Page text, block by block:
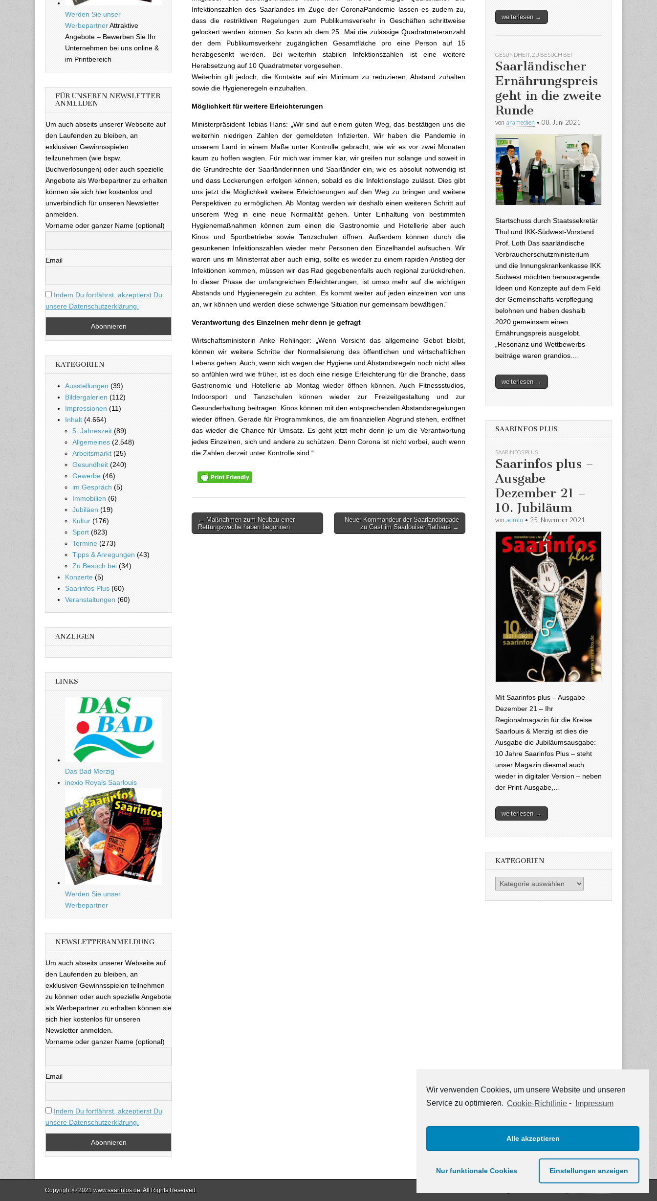
Infektionszahlen des Saarlandes im Zuge der CoronaPandemie lassen es zudem zu,
dass die restriktiven Regelungen zum Publikumsverkehr in Geschäften schrittweise
gelockert werden können. So kann ab dem 25. Mai die zulässige Quadratmeteranzahl
der dem Publikumsverkehr zugänglichen Gesamtfläche pro eine Person auf 15
herabgesenkt werden. Bei weiterhin stabilen Infektionszahlen ist eine weitere
Herabsetzung auf 10 Quadratmeter vorgesehen.
Weiterhin gilt jedoch, die Kontakte auf ein Minimum zu reduzieren, Abstand zuhalten
sowie die Hygieneregeln einzuhalten.
Möglichkeit für weitere Erleichterungen
Ministerpräsident Tobias Hans: „Wir sind auf einem guten Weg, das bestätigen uns die
weiterhin niedrigen Zahlen der gemeldeten Infizierten. Wir haben die Pandemie in
unserem Land in einem Maße unter Kontrolle gebracht, wie wir es vor zwei Monaten
kaum zu hoffen wagten. Für mich war immer klar, wir greifen nur solange und soweit in
die Grundrechte der Saarländerinnen und Saarländer ein, wie es absolut notwendig ist
und dass Lockerungen erfolgen können, sobald es die Infektionslage zulässt. Dies gibt
uns jetzt die Möglichkeit weitere Erleichterungen auf den Weg zu bringen und weitere
Perspektiven zu ermöglichen. Ab Montag werden wir deshalb einen weiteren Schritt auf
unserem Weg in eine neue Normalität gehen. Unter Einhaltung von bestimmten
Hygienemaßnahmen können zum einen die Gastronomie und Hotellerie aber auch
Kinos und Sportbetriebe sowie Tanzschulen öffnen. Außerdem können durch die
gesunkenen Infektionszahlen wieder mehr Personen den Einzelhandel aufsuchen. Wir
waren uns im Ministerrat aber auch einig, sollte es wieder zu einem rapiden Anstieg der
Infektionen kommen, müssen wir das Rad gegebenenfalls auch regional zurückdrehen.
In dieser Phase der umfangreichen Erleichterungen, ist umso mehr auf die wichtigen
Abstands und Hygieneregeln zu achten. Es kommt weiter auf jeden einzelnen von uns
an, wir können und werden diese schwierige Situation nur gemeinsam bewältigen.“
Verantwortung des Einzelnen mehr denn je gefragt
Wirtschaftsministerin Anke Rehlinger: „Wenn Vorsicht das allgemeine Gebot bleibt,
können wir weitere Schritte der Normalisierung des öffentlichen und wirtschaftlichen
Lebens gehen. Auch, wenn sich wegen der Hygiene und Abstandsregeln noch nicht alles
so anfühlen wird wie früher, ist es doch eine riesige Erleichterung für die Branche, dass
Gastronomie und Hotellerie ab Montag wieder öffnen können. Auch Fitnessstudios,
Indoorsport und Tanzschulen können wieder zur Freizeitgestaltung und zur
Gesunderhaltung beitragen. Kinos können mit den entsprechenden Abstandsregelungen
wieder öffnen. Gerade für Programmkinos, die am finanziellen Abgrund stehen, eröffnet
das wieder die Chance für Umsatz. Es geht jetzt mehr denn je um die Verantwortung
jedes Einzelnen, sich und andere zu schützen. Denn Corona ist nicht vorbei, auch wenn
die Zahlen derzeit unter Kontrolle sind.“
Beitragsnavigation
← Maßnahmen zum Neubau einer
Rettungswache haben begonnen
Neuer Kommandeur der Saarlandbrigade
zu Gast im Saarlouiser Rathaus →
Werden Sie unser
WerbepartnerAttraktive
Angebote – Bewerben Sie Ihr
Unternehmen bei uns online &
im Printbereich
FÜR UNSEREN NEWSLETTER
ANMELDEN
Um auch abseits unserer Webseite auf
den Laufenden zu bleiben, an
exklusiven Gewinnsspielen
teilzunehmen (wie bspw.
Buchverlosungen) oder auch spezielle
Angebote als Werbepartner zu erhalten
können sie sich hier kostenlos und
unverbindlich für unseren Newsletter
anmelden.
Vorname oder ganzer Name (optional)
Email
Indem Du fortfährst, akzeptierst Du
unsere Datenschutzerklärung.
KATEGORIEN
Ausstellungen (39)
Bildergalerien (112)
Impressionen (11)
Inhalt (4.664)
5. Jahreszeit (89)
Allgemeines (2.548)
Arbeitsmarkt (25)
Gesundheit (240)
Gewerbe (46)
im Gespräch (5)
Immobilien (6)
Jubiläen (19)
Kultur (176)
Sport (823)
Termine (273)
Tipps & Anregungen (43)
Zu Besuch bei (34)
Konzerte (5)
Saarinfos Plus (60)
Veranstaltungen (60)
ANZEIGEN
LINKS
Das Bad Merzig
inexio Royals Saarlouis
Werden Sie unser
Werbepartner
NEWSLETTERANMELDUNG
Um auch abseits unserer Webseite auf
den Laufenden zu bleiben, an
exklusiven Gewinnsspielen teilnehmen
zu können oder auch spezielle Angebote
als Werbepartner zu erhalten können sie
sich hier kostenlos für unseren
Newsletter anmelden.
Vorname oder ganzer Name (optional)
Email
Indem Du fortfährst, akzeptierst Du
unsere Datenschutzerklärung.
weiterlesen →
GESUNDHEIT, ZU BESUCH BEI
Saarländischer
Ernährungspreis
geht in die zweite
Runde
von aramedien • 08. Juni 2021
Startschuss durch Staatssekretär
Thul und IKK-Südwest-Vorstand
Prof. Loth Das saarländische
Verbraucherschutzministerium
und die Innungskrankenkasse IKK
Südwest möchten herausragende
Ideen und Konzepte auf dem Feld
der Gemeinschafts-verpflegung
belohnen und haben deshalb
2020 gemeinsam einen
Ernährungspreis ausgelobt.
„Resonanz und Wettbewerbs-
beiträge waren grandios.…
weiterlesen →
SAARINFOS PLUS
SAARINFOS PLUS
Saarinfos plus –
Ausgabe
Dezember 21 –
10. Jubiläum
von admin • 25. November 2021
Mit Saarinfos plus – Ausgabe
Dezember 21 – Ihr
Regionalmagazin für die Kreise
Saarlouis & Merzig ist dies die
Ausgabe die Jubiläumsausgabe:
10 Jahre Saarinfos Plus – steht
unser Magazin diesmal auch
wieder in digitaler Version – neben
der Print-Ausgabe,…
weiterlesen →
KATEGORIEN
Kategorien
Copyright © 2021 www.saarinfos.de. All Rights Reserved.
Wir verwenden Cookies, um unsere Website und unseren
Service zu optimieren. Cookie-Richtlinie - Impressum
Alle akzeptieren
Nur funktionale Cookies Einstellungen anzeigen